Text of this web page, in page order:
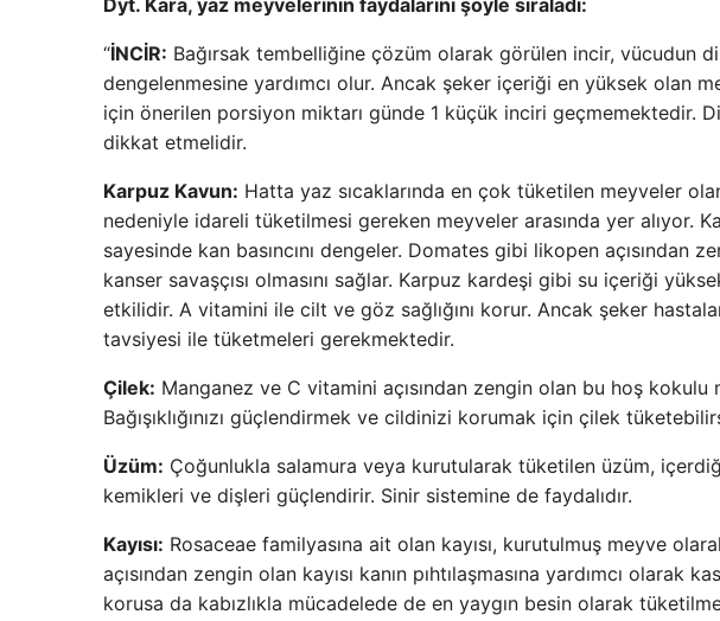
“İNCİR: Bağırsak tembelliğine çözüm olarak görülen incir, vücudun
dengelenmesine yardımcı olur. Ancak şeker içeriği en yüksek olan
için önerilen porsiyon miktarı günde 1 küçük inciri geçmemektedir.
dikkat etmelidir.
Karpuz Kavun: Hatta yaz sıcaklarında en çok tüketilen meyveler
nedeniyle idareli tüketilmesi gereken meyveler arasında yer alıyor.
sayesinde kan basıncını dengeler. Domates gibi likopen açısından
kanser savaşçısı olmasını sağlar. Karpuz kardeşi gibi su içeriği
etkilidir. A vitamini ile cilt ve göz sağlığını korur. Ancak şeker
tavsiyesi ile tüketmeleri gerekmektedir.
Çilek: Manganez ve C vitamini açısından zengin olan bu hoş kokulu
Bağışıklığınızı güçlendirmek ve cildinizi korumak için çilek
Üzüm: Çoğunlukla salamura veya kurutularak tüketilen üzüm,
kemikleri ve dişleri güçlendirir. Sinir sistemine de faydalıdır.
Kayısı: Rosaceae familyasına ait olan kayısı, kurutulmuş meyve
açısından zengin olan kayısı kanın pıhtılaşmasına yardımcı
korusa da kabızlıkla mücadelede de en yaygın besin olarak